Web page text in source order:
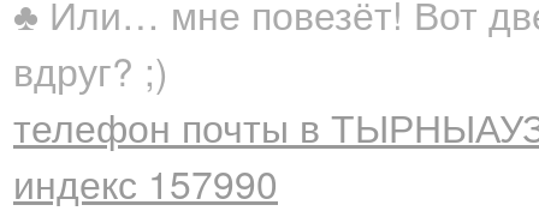
♣ Или… мне повезёт! Вот
вдруг? ;)
телефон почты в
индекс 157990